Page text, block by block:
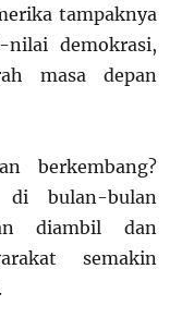
tampaknya
demokrasi,
masa depan
berkembang?
di bulan-bulan
diambil dan
semakin